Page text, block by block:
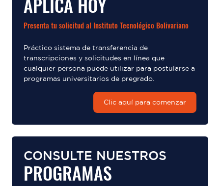
APLICA HOY
Presenta tu solicitud al Instituto Tecnológico Bolivariano
Práctico sistema de transferencia de
transcripciones y solicitudes en línea que
cualquier persona puede utilizar para postularse a
programas universitarios de pregrado.
Clic aquí para comenzar
CONSULTE NUESTROS
PROGRAMAS